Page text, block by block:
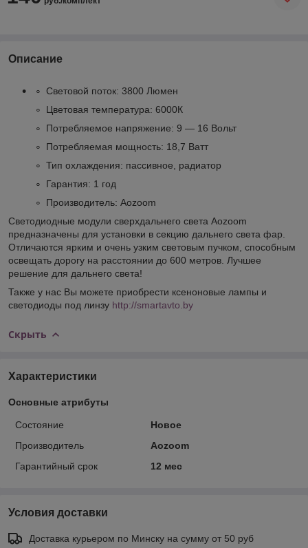
Описание
Световой поток: 3800 Люмен
Цветовая температура: 6000К
Потребляемое напряжение: 9 — 16 Вольт
Потребляемая мощность: 18,7 Ватт
Тип охлаждения: пассивное, радиатор
Гарантия: 1 год
Производитель: Aozoom
Светодиодные модули сверхдальнего света Aozoom
предназначены для установки в секцию дальнего света фар.
Отличаются ярким и очень узким световым пучком, способным
освещать дорогу на расстоянии до 600 метров. Лучшее
решение для дальнего света!
Также у нас Вы можете приобрести ксеноновые лампы и
светодиоды под линзу http://smartavto.by
Скрыть
Характеристики
Основные атрибуты
Состояние
Новое
Производитель
Aozoom
Гарантийный срок
12 мес
Условия доставки
Доставка курьером по Минску на сумму от 50 руб